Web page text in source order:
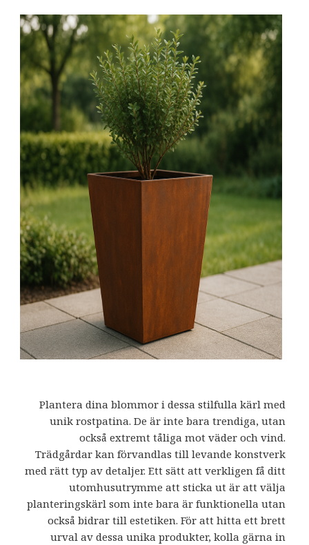
Plantera dina blommor i dessa stilfulla kärl med
unik rostpatina. De är inte bara trendiga, utan
också extremt tåliga mot väder och vind.
Trädgårdar kan förvandlas till levande konstverk
med rätt typ av detaljer. Ett sätt att verkligen få ditt
utomhusutrymme att sticka ut är att välja
planteringskärl som inte bara är funktionella utan
också bidrar till estetiken. För att hitta ett brett
urval av dessa unika produkter, kolla gärna in